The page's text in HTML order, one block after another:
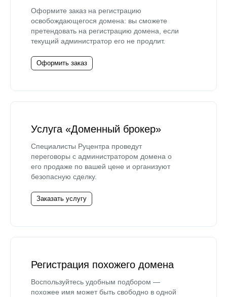
Оформите заказ на регистрацию
освобождающегося домена: вы сможете
претендовать на регистрацию домена, если
текущий администратор его не продлит.
Оформить заказ
Услуга «Доменный брокер»
Специалисты Руцентра проведут
переговоры с администратором домена о
его продаже по вашей цене и организуют
безопасную сделку.
Заказать услугу
Регистрация похожего домена
Воспользуйтесь удобным подбором —
похожее имя может быть свободно в одной